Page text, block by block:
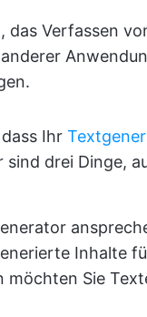
das Verfassen
Ihr
drei Dinge,
Inhalte
Sie